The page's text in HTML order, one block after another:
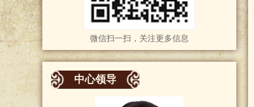
微信扫一扫，关注更多信息
中心领导